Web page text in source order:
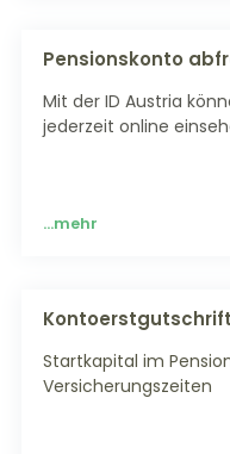
Pensionskonto
Mit der ID Austria
jederzeit online
...mehr
Kontoerstgutschrift
Startkapital im
Versicherungszeiten